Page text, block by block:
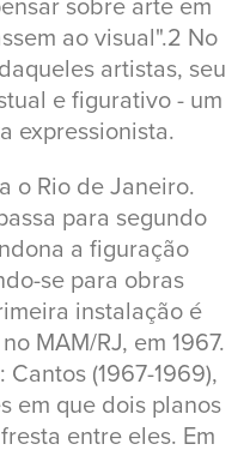
sobre arte em
ao visual".2 No
artistas, seu
e figurativo - um
expressionista.
o Rio de Janeiro.
para segundo
a figuração
se para obras
instalação é
MAM/RJ, em 1967.
(1967-1969),
em que dois planos
entre eles. Em